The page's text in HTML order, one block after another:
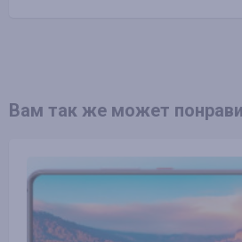
Вам так же может